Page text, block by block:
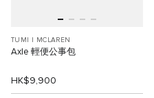
TUMI I MCLAREN
Axle 輕便公事包
HK$9,900